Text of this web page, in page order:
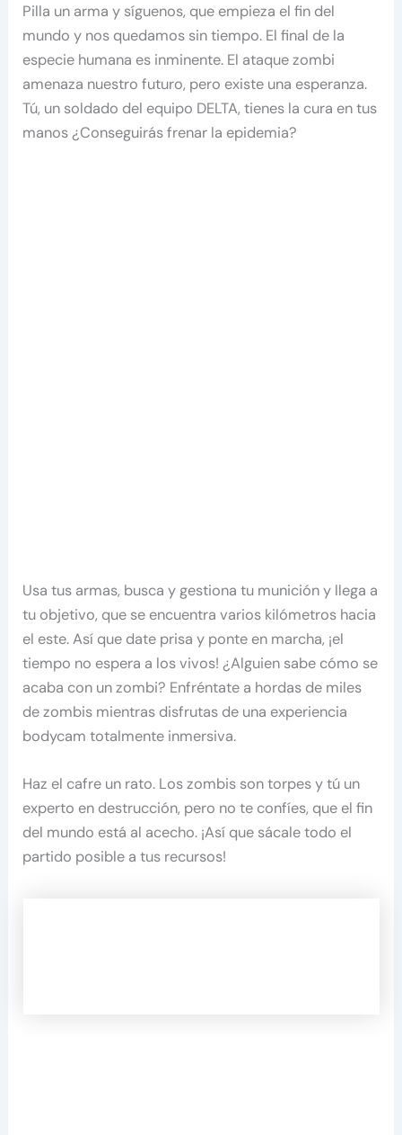
Pilla un arma y síguenos, que empieza el fin del
mundo y nos quedamos sin tiempo. El final de la
especie humana es inminente. El ataque zombi
amenaza nuestro futuro, pero existe una esperanza.
Tú, un soldado del equipo DELTA, tienes la cura en tus
manos ¿Conseguirás frenar la epidemia?
Usa tus armas, busca y gestiona tu munición y llega a
tu objetivo, que se encuentra varios kilómetros hacia
el este. Así que date prisa y ponte en marcha, ¡el
tiempo no espera a los vivos! ¿Alguien sabe cómo se
acaba con un zombi? Enfréntate a hordas de miles
de zombis mientras disfrutas de una experiencia
bodycam totalmente inmersiva.
Haz el cafre un rato. Los zombis son torpes y tú un
experto en destrucción, pero no te confíes, que el fin
del mundo está al acecho. ¡Así que sácale todo el
partido posible a tus recursos!